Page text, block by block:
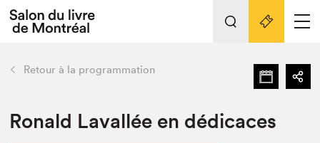
L'événement
Préparer sa visite au Salon
retour Nos activités
Liens pratiques
Retour à la programmation
Ronald Lavallée en dédicaces